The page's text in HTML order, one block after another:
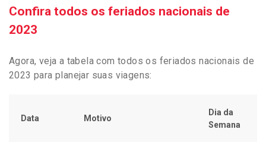
Confira todos os feriados nacionais de
2023
Agora, veja a tabela com todos os feriados nacionais de
2023 para planejar suas viagens:
Data Motivo
Dia da
Semana